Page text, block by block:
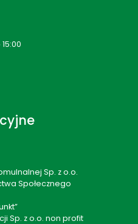
Sp. z o.o.
Społecznego
Sp. z o.o. non profit